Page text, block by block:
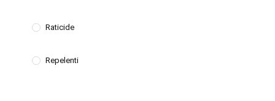
Raticide
Repelenti